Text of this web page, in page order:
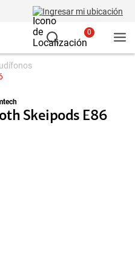
Ingresar mi ubicación
0
audífonos
Skeipods E86